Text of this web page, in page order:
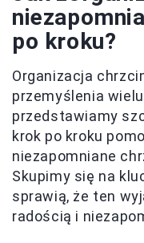
po kroku?
Organizacja
przemyślenia
przedstawiamy
krok po kroku
niezapomniane
Skupimy się na
sprawią, że ten
radością i